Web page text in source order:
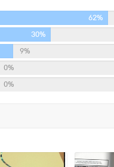
62%
30%
9%
0%
0%